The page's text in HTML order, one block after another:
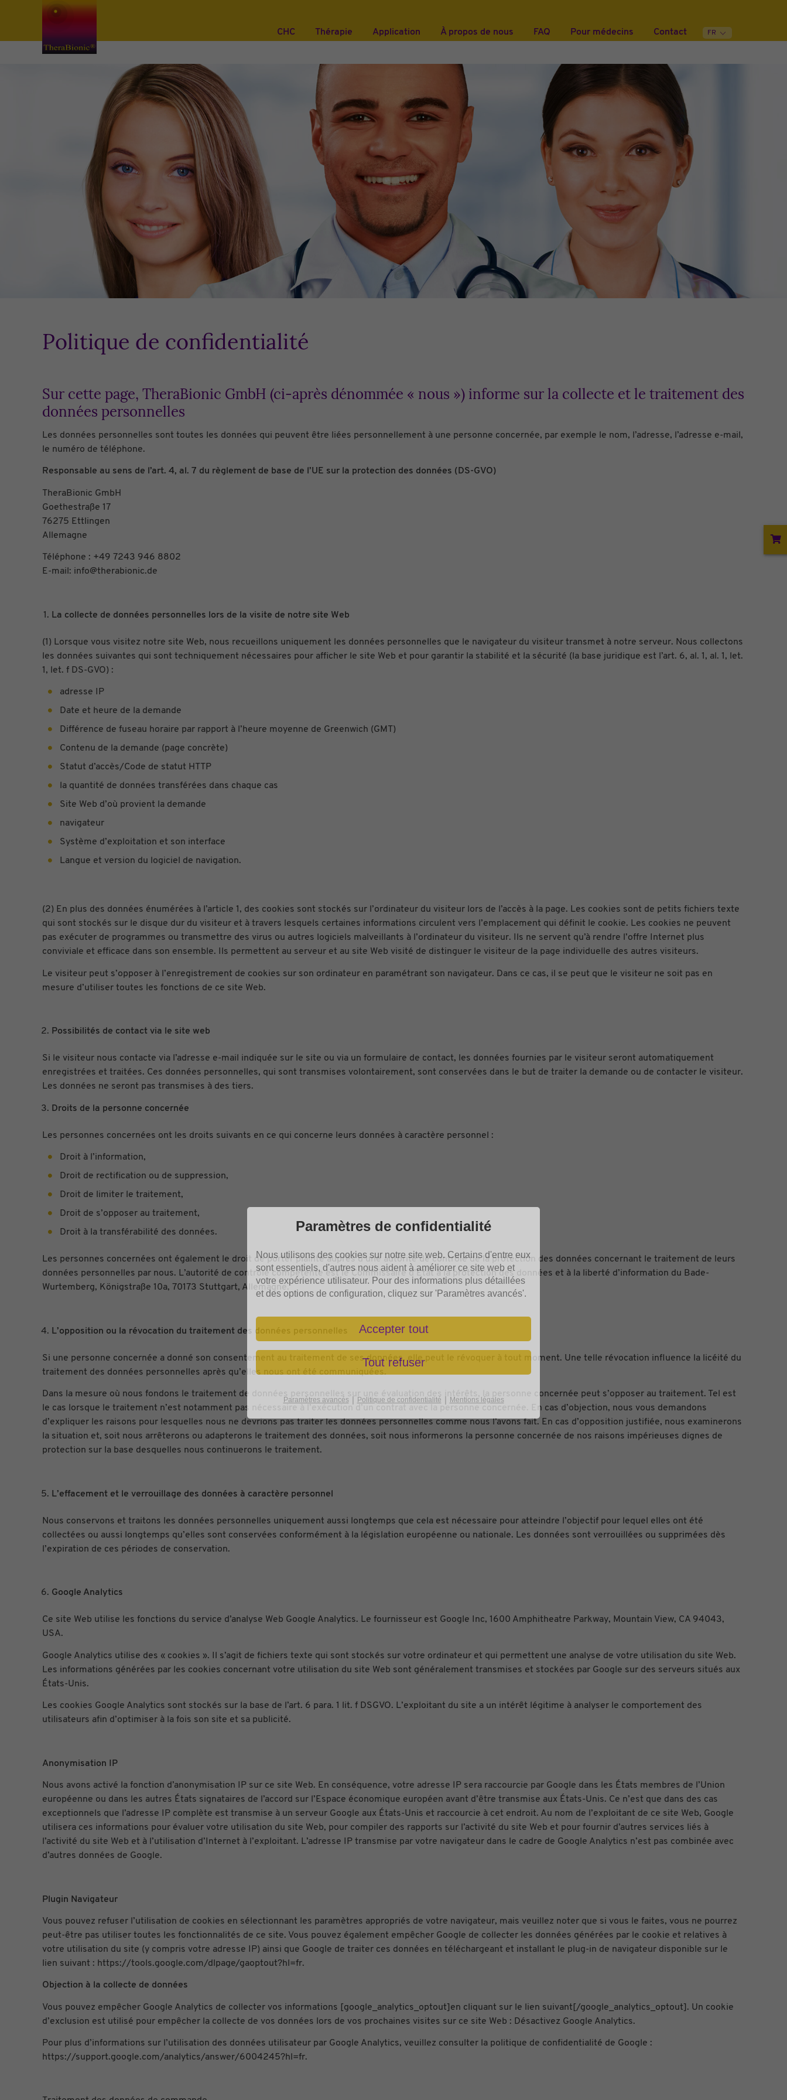
CHC Thérapie Application À propos de nous FAQ Pour médecins Contact
Politique de confidentialité
Sur cette page, TheraBionic GmbH (ci-après dénommée « nous ») informe sur la collecte et le traitement des
données personnelles
Les données personnelles sont toutes les données qui peuvent être liées personnellement à une personne concernée, par exemple le nom, l’adresse, l’adresse e-mail,
le numéro de téléphone.
Responsable au sens de l’art. 4, al. 7 du règlement de base de l’UE sur la protection des données (DS-GVO)
TheraBionic GmbH
Goethestraße 17
76275 Ettlingen
Allemagne
Téléphone : +49 7243 946 8802
E-mail: info@therabionic.de
La collecte de données personnelles lors de la visite de notre site Web
(1) Lorsque vous visitez notre site Web, nous recueillons uniquement les données personnelles que le navigateur du visiteur transmet à notre serveur. Nous collectons
les données suivantes qui sont techniquement nécessaires pour afficher le site Web et pour garantir la stabilité et la sécurité (la base juridique est l’art. 6, al. 1, al. 1, let.
1, let. f DS-GVO) :
adresse IP
Date et heure de la demande
Différence de fuseau horaire par rapport à l’heure moyenne de Greenwich (GMT)
Contenu de la demande (page concrète)
Statut d’accès/Code de statut HTTP
la quantité de données transférées dans chaque cas
Site Web d’où provient la demande
navigateur
Système d’exploitation et son interface
Langue et version du logiciel de navigation.
(2) En plus des données énumérées à l’article 1, des cookies sont stockés sur l’ordinateur du visiteur lors de l’accès à la page. Les cookies sont de petits fichiers texte
qui sont stockés sur le disque dur du visiteur et à travers lesquels certaines informations circulent vers l’emplacement qui définit le cookie. Les cookies ne peuvent
pas exécuter de programmes ou transmettre des virus ou autres logiciels malveillants à l’ordinateur du visiteur. Ils ne servent qu’à rendre l’offre Internet plus
conviviale et efficace dans son ensemble. Ils permettent au serveur et au site Web visité de distinguer le visiteur de la page individuelle des autres visiteurs.
Le visiteur peut s’opposer à l’enregistrement de cookies sur son ordinateur en paramétrant son navigateur. Dans ce cas, il se peut que le visiteur ne soit pas en
mesure d’utiliser toutes les fonctions de ce site Web.
Possibilités de contact via le site web
Si le visiteur nous contacte via l’adresse e-mail indiquée sur le site ou via un formulaire de contact, les données fournies par le visiteur seront automatiquement
enregistrées et traitées. Ces données personnelles, qui sont transmises volontairement, sont conservées dans le but de traiter la demande ou de contacter le visiteur.
Les données ne seront pas transmises à des tiers.
Droits de la personne concernée
Les personnes concernées ont les droits suivants en ce qui concerne leurs données à caractère personnel :
Droit à l’information,
Droit de rectification ou de suppression,
Droit de limiter le traitement,
Droit de s’opposer au traitement,
Droit à la transférabilité des données.
Les personnes concernées ont également le droit de porter plainte auprès d’une autorité de contrôle de la protection des données concernant le traitement de leurs
données personnelles par nous. L’autorité de contrôle compétente est le Commissaire d’Etat à la protection des données et à la liberté d’information du Bade-
Wurtemberg, Königstraße 10a, 70173 Stuttgart, Allemagne.
L’opposition ou la révocation du traitement des données personnelles
Si une personne concernée a donné son consentement au traitement de ses données, elle peut le révoquer à tout moment. Une telle révocation influence la licéité du
traitement des données personnelles après qu’elles nous ont été communiquées.
Dans la mesure où nous fondons le traitement de données personnelles sur une évaluation des intérêts, la personne concernée peut s’opposer au traitement. Tel est
le cas lorsque le traitement n’est notamment pas nécessaire à l’exécution d’un contrat avec la personne concernée. En cas d’objection, nous vous demandons
d’expliquer les raisons pour lesquelles nous ne devrions pas traiter les données personnelles comme nous l’avons fait. En cas d’opposition justifiée, nous examinerons
la situation et, soit nous arrêterons ou adapterons le traitement des données, soit nous informerons la personne concernée de nos raisons impérieuses dignes de
protection sur la base desquelles nous continuerons le traitement.
L’effacement et le verrouillage des données à caractère personnel
Nous conservons et traitons les données personnelles uniquement aussi longtemps que cela est nécessaire pour atteindre l’objectif pour lequel elles ont été
collectées ou aussi longtemps qu’elles sont conservées conformément à la législation européenne ou nationale. Les données sont verrouillées ou supprimées dès
l’expiration de ces périodes de conservation.
Google Analytics
Ce site Web utilise les fonctions du service d’analyse Web Google Analytics. Le fournisseur est Google Inc, 1600 Amphitheatre Parkway, Mountain View, CA 94043,
USA.
Google Analytics utilise des « cookies ». Il s’agit de fichiers texte qui sont stockés sur votre ordinateur et qui permettent une analyse de votre utilisation du site Web.
Les informations générées par les cookies concernant votre utilisation du site Web sont généralement transmises et stockées par Google sur des serveurs situés aux
États-Unis.
Les cookies Google Analytics sont stockés sur la base de l’art. 6 para. 1 lit. f DSGVO. L’exploitant du site a un intérêt légitime à analyser le comportement des
utilisateurs afin d’optimiser à la fois son site et sa publicité.
Anonymisation IP
Nous avons activé la fonction d’anonymisation IP sur ce site Web. En conséquence, votre adresse IP sera raccourcie par Google dans les États membres de l’Union
européenne ou dans les autres États signataires de l’accord sur l’Espace économique européen avant d’être transmise aux États-Unis. Ce n’est que dans des cas
exceptionnels que l’adresse IP complète est transmise à un serveur Google aux États-Unis et raccourcie à cet endroit. Au nom de l’exploitant de ce site Web, Google
utilisera ces informations pour évaluer votre utilisation du site Web, pour compiler des rapports sur l’activité du site Web et pour fournir d’autres services liés à
l’activité du site Web et à l’utilisation d’Internet à l’exploitant. L’adresse IP transmise par votre navigateur dans le cadre de Google Analytics n’est pas combinée avec
d’autres données de Google.
Plugin Navigateur
Vous pouvez refuser l’utilisation de cookies en sélectionnant les paramètres appropriés de votre navigateur, mais veuillez noter que si vous le faites, vous ne pourrez
peut-être pas utiliser toutes les fonctionnalités de ce site. Vous pouvez également empêcher Google de collecter les données générées par le cookie et relatives à
votre utilisation du site (y compris votre adresse IP) ainsi que Google de traiter ces données en téléchargeant et installant le plug-in de navigateur disponible sur le
lien suivant : https://tools.google.com/dlpage/gaoptout?hl=fr.
Objection à la collecte de données
Vous pouvez empêcher Google Analytics de collecter vos informations [google_analytics_optout]en cliquant sur le lien suivant[/google_analytics_optout]. Un cookie
d’exclusion est utilisé pour empêcher la collecte de vos données lors de vos prochaines visites sur ce site Web : Désactivez Google Analytics.
Pour plus d’informations sur l’utilisation des données utilisateur par Google Analytics, veuillez consulter la politique de confidentialité de Google :
https://support.google.com/analytics/answer/6004245?hl=fr.
Paramètres de confidentialité
Nous utilisons des cookies sur notre site web. Certains d'entre eux
sont essentiels, d'autres nous aident à améliorer ce site web et
votre expérience utilisateur. Pour des informations plus détaillées
et des options de configuration, cliquez sur 'Paramètres avancés'.
Accepter tout
Tout refuser
Paramètres avancés | Politique de confidentialité Mentions légales